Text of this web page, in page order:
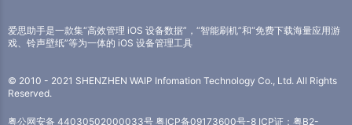
爱思助手是一款集“高效管理 iOS 设备数据”，“智能刷机”和“免费下载海量应用游
戏、铃声壁纸”等为一体的 iOS 设备管理工具
© 2010 - 2021 SHENZHEN WAIP Infomation Technology Co., Ltd. All Rights
Reserved.
粤公网安备 44030502000033号 粤ICP备09173600号-8 ICP证：粤B2-